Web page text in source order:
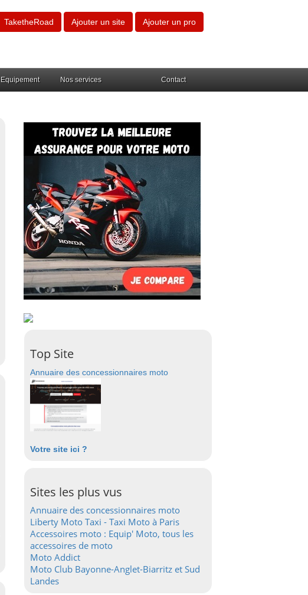
TaketheRoad Ajouter un site Ajouter un pro
Equipement Nos services Contact
Top Site
Annuaire des concessionnaires moto
Votre site ici ?
Sites les plus vus
Annuaire des concessionnaires moto
Liberty Moto Taxi - Taxi Moto à Paris
Accessoires moto : Equip' Moto, tous les
accessoires de moto
Moto Addict
Moto Club Bayonne-Anglet-Biarritz et Sud
Landes